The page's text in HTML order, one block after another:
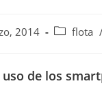
2014 flota
de los